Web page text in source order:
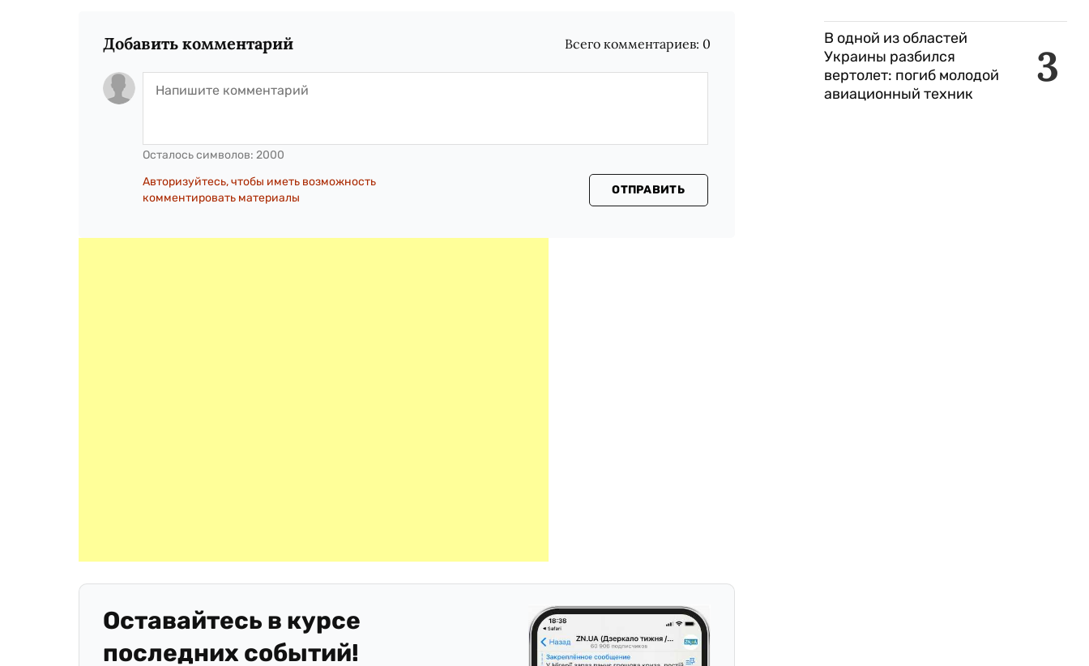
Добавить комментарий Всего комментариев: 0
Осталось символов: 2000
Авторизуйтесь, чтобы иметь возможность
комментировать материалы
ОТПРАВИТЬ
Оставайтесь в курсе
последних событий!
3
В одной из областей
Украины разбился
вертолет: погиб молодой
авиационный техник